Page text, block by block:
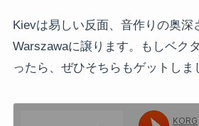
Kievは易しい反面、音作りの奥深
Warszawaに譲ります。もしベク
ったら、ぜひそちらもゲットしま